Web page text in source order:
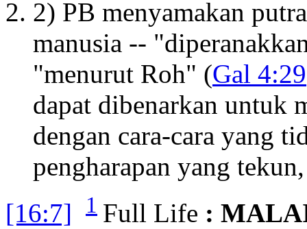
2) PB menyamakan
manusia --
"menurut Roh" (Gal 4:29
dapat dibenarkan untuk
dengan cara-cara yang
pengharapan yang
[16:7]
1 Full Life :